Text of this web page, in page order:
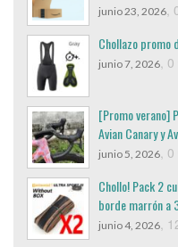
junio 23, 2026
Chollazo promo
junio 7, 2026 0
[Promo verano]
Avian Canary y
junio 5, 2026 0
Chollo! Pack 2
borde marrón a
junio 4, 2026